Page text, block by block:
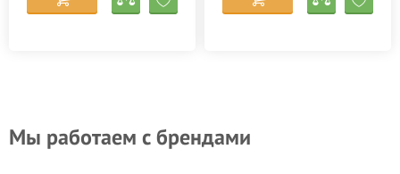
Мы работаем с брендами